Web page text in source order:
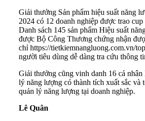
Giải thưởng Sản phẩm hiệu suất năng
2024 có 12 doanh nghiệp được trao
Danh sách 145 sản phẩm Hiệu suất
được Bộ Công Thương chứng nhận
chỉ https://tietkiemnangluong.com.vn/
người tiêu dùng dễ dàng tra cứu thông
Giải thưởng cũng vinh danh 16 cá nhân
lý năng lượng có thành tích xuất sắc và
quản lý năng lượng tại doanh nghiệp.
Lê Quân